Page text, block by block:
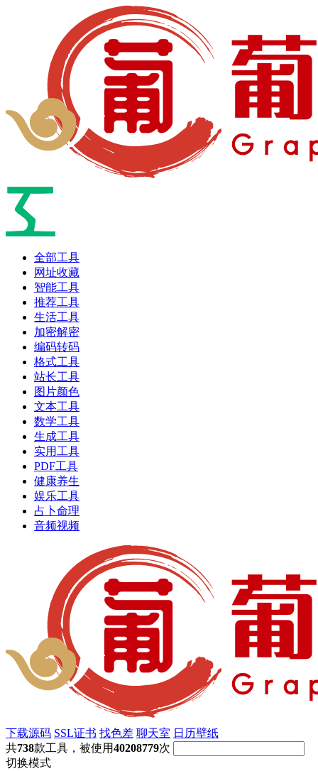
全部工具
网址收藏
智能工具
推荐工具
生活工具
加密解密
编码转码
格式工具
站长工具
图片颜色
文本工具
数学工具
生成工具
实用工具
PDF工具
健康养生
娱乐工具
占卜命理
音频视频
下载源码 SSL证书 找色差 聊天室 日历壁纸
共738款工具，被使用40208779次
切换模式